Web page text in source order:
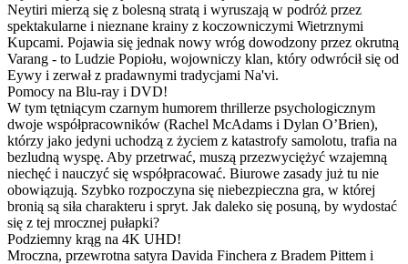
Neytiri mierzą się z bolesną stratą i wyruszają w podróż przez
spektakularne i nieznane krainy z koczowniczymi Wietrznymi
Kupcami. Pojawia się jednak nowy wróg dowodzony przez okrutną
Varang - to Ludzie Popiołu, wojowniczy klan, który odwrócił się od
Eywy i zerwał z pradawnymi tradycjami Na'vi.
Pomocy na Blu-ray i DVD!
W tym tętniącym czarnym humorem thrillerze psychologicznym
dwoje współpracowników (Rachel McAdams i Dylan O’Brien),
którzy jako jedyni uchodzą z życiem z katastrofy samolotu, trafia na
bezludną wyspę. Aby przetrwać, muszą przezwyciężyć wzajemną
niechęć i nauczyć się współpracować. Biurowe zasady już tu nie
obowiązują. Szybko rozpoczyna się niebezpieczna gra, w której
bronią są siła charakteru i spryt. Jak daleko się posuną, by wydostać
się z tej mrocznej pułapki?
Podziemny krąg na 4K UHD!
Mroczna, przewrotna satyra Davida Finchera z Bradem Pittem i